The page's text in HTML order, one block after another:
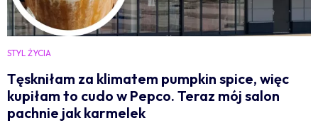
STYL ŻYCIA
Tęskniłam za klimatem pumpkin spice, więc
kupiłam to cudo w Pepco. Teraz mój salon
pachnie jak karmelek